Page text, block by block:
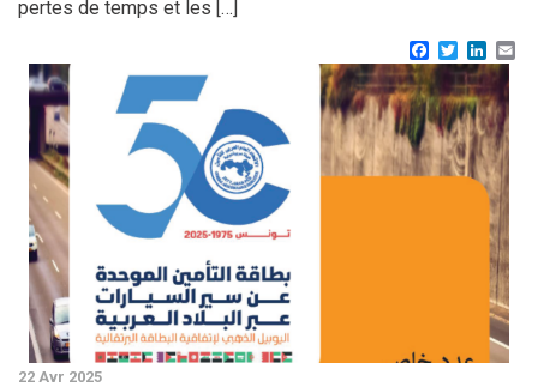
pertes de temps et les […]
Facebook
Twitter
22 Avr 2025